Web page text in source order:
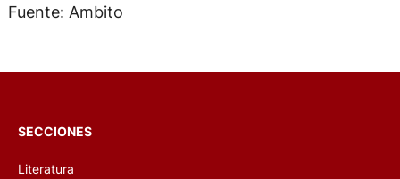
Fuente: Ambito
SECCIONES
Literatura